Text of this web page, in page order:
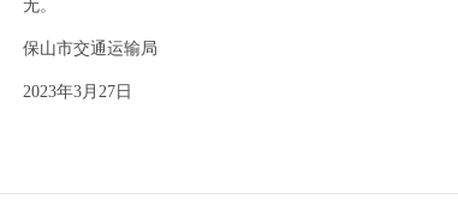
无。
保山市交通运输局
2023年3月27日